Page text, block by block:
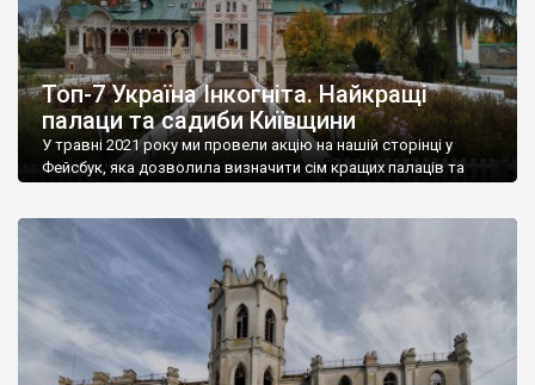
Топ-7 Україна Інкогніта. Найкращі
палаци та садиби Київщини
У травні 2021 року ми провели акцію на нашій сторінці у
Фейсбук, яка дозволила визначити сім кращих палаців та
На жаль 4 об’єкти із цієї сімки у стані руїни – такі вже
українські реалії. Наша подальша діяльність буде […]